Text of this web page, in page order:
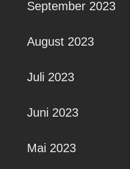
September 2023
August 2023
Juli 2023
Juni 2023
Mai 2023